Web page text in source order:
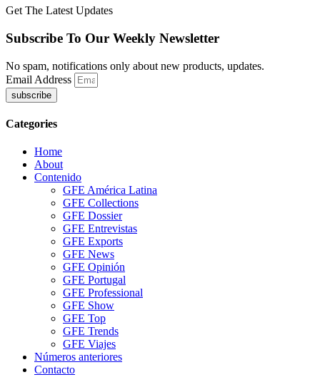
Get The Latest Updates
Subscribe To Our Weekly Newsletter
No spam, notifications only about new products, updates.
Email Address
subscribe
Categories
Home
About
Contenido
GFE América Latina
GFE Collections
GFE Dossier
GFE Entrevistas
GFE Exports
GFE News
GFE Opinión
GFE Portugal
GFE Professional
GFE Show
GFE Top
GFE Trends
GFE Viajes
Números anteriores
Contacto